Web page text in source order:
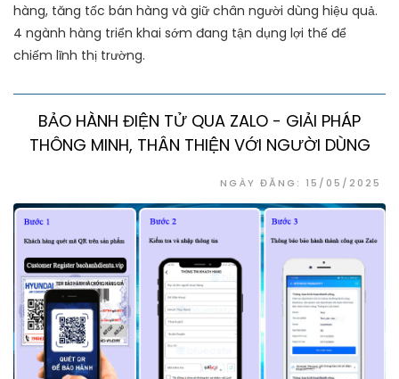
hàng, tăng tốc bán hàng và giữ chân người dùng hiệu quả.
4 ngành hàng triển khai sớm đang tận dụng lợi thế để
chiếm lĩnh thị trường.
BẢO HÀNH ĐIỆN TỬ QUA ZALO - GIẢI PHÁP
THÔNG MINH, THÂN THIỆN VỚI NGƯỜI DÙNG
NGÀY ĐĂNG: 15/05/2025